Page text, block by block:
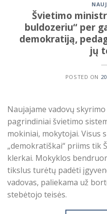
Švietimo
buldozeriu“ per
demokratiją,
jų
POSTED ON
Naujajame vadovų
pagrindiniai švietimo
mokiniai, mokytojai. Visus
„demokratiškai“ priims tik
klerkai. Mokyklos
tikslus turėtų padėti
vadovas, paliekama už
stebėtojo teisės.